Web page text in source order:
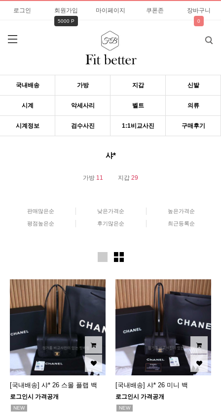
로그인 회원가입
5000 P
마이페이지 쿠폰존 장바구니
0
국내배송 가방 지갑 신발
시계 악세사리 벨트 의류
시계정보 검수사진 1:1비교사진 구매후기
샤*
가방 11 지갑 29
판매많은순 낮은가격순 높은가격순
평점높은순 후기많은순 최근등록순
[국내배송] 샤* 26 스몰 플랩 백
로그인시 가격공개
NEW
[국내배송] 샤* 26 미니 백
로그인시 가격공개
NEW